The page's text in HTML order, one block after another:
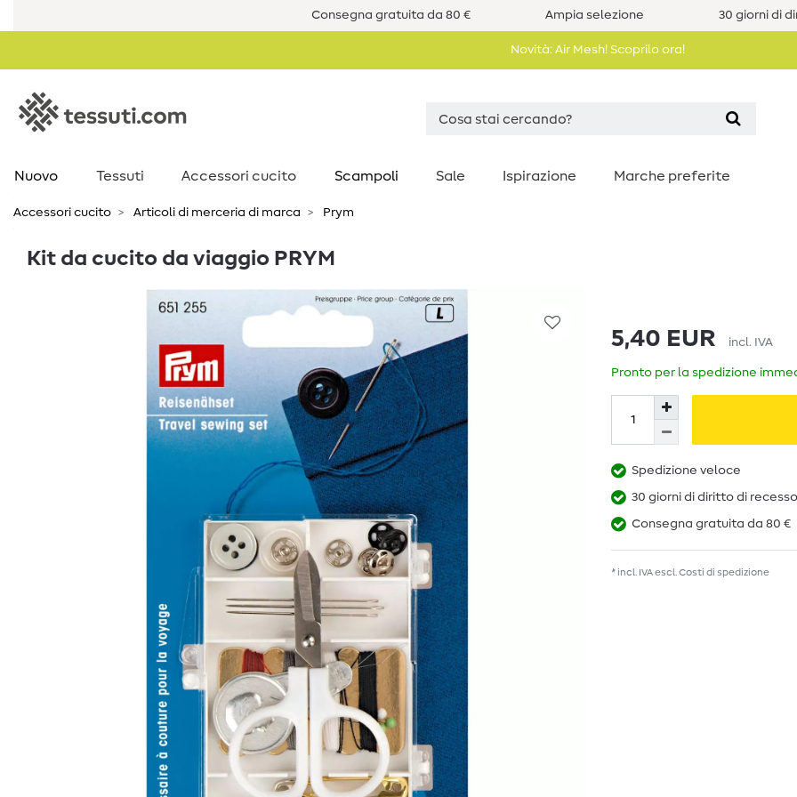
Consegna gratuita da 80 € Ampia selezione 30 giorni di
Novità: Air Mesh! Scoprilo ora!
Nuovo Tessuti Accessori cucito Scampoli Sale Ispirazione Marche preferite
Accessori cucito Articoli di merceria di marca Prym
Kit da cucito da viaggio PRYM
5,40 EUR incl. IVA
Pronto per la spedizione
Spedizione veloce
30 giorni di diritto di recesso
Consegna gratuita da 80 €
* incl. IVA escl. Costi di spedizione